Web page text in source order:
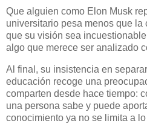
Que alguien como Elon Musk
universitario pesa menos que
que su visión sea
algo que merece ser analizado
Al final, su insistencia en
educación recoge una
comparten desde hace tiempo:
una persona sabe y puede
conocimiento ya no se limita a